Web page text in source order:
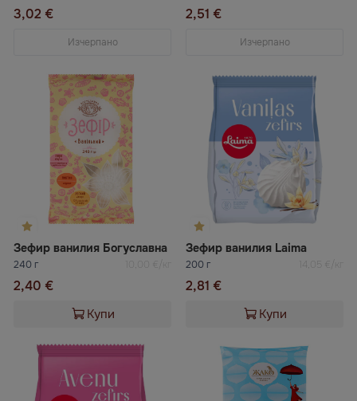
3,02 €
Изчерпано
2,51 €
Изчерпано
Зефир ванилия Богуславна
240 г 10,00 €/кг
2,40 €
Купи
Зефир ванилия Laima
200 г 14,05 €/кг
2,81 €
Купи